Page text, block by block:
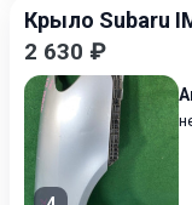
Крыло Subaru
2 630 ₽